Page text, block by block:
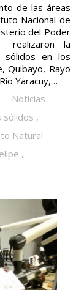
de las áreas
Nacional de
del Poder
realizaron la
sólidos en los
Quibayo, Rayo
Yaracuy,…
Noticias
sólidos ,
Natural
,